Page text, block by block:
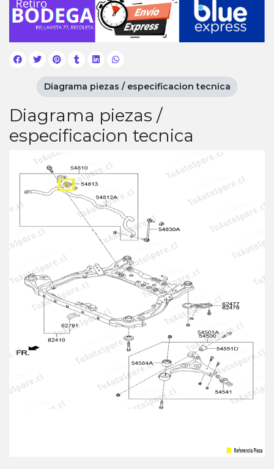
Diagrama piezas /
especificacion tecnica
Diagrama piezas / especificacion tecnica